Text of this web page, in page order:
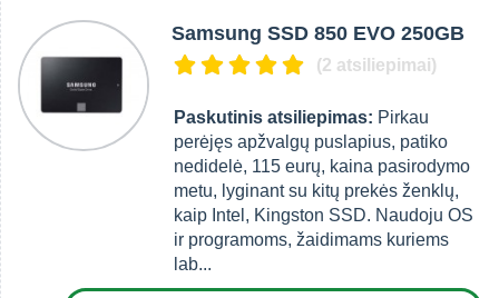
Samsung SSD 850 EVO 250GB
(2 atsiliepimai)
Paskutinis atsiliepimas: Pirkau
perėjęs apžvalgų puslapius, patiko
nedidelė, 115 eurų, kaina pasirodymo
metu, lyginant su kitų prekės ženklų,
kaip Intel, Kingston SSD. Naudoju OS
ir programoms, žaidimams kuriems
lab...